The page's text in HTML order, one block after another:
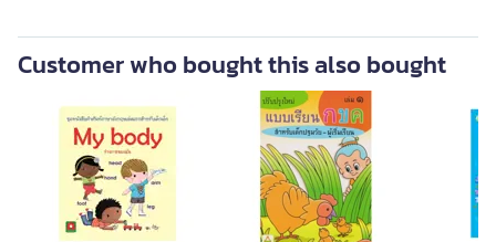
Customer who bought this also bought